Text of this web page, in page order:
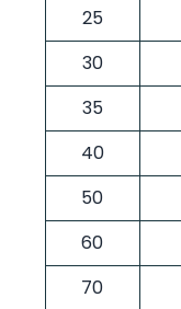
25
30
35
40
50
60
70